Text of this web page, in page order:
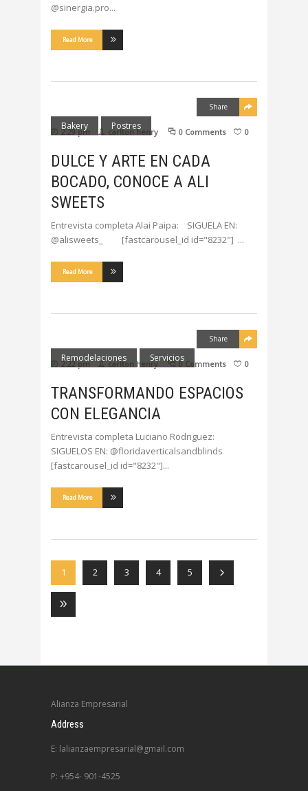
@sinergia.pro
Read More
Bakery Postres
Share
2:29 pm carlton henry 0 Comments 0
DULCE Y ARTE EN CADA
BOCADO, CONOCE A ALI
SWEETS
Entrevista completa Alai Paipa: SIGUELA EN:
@alisweets_ [fastcarousel_id id="8232"]
Read More
Remodelaciones Servicios
Share
2:22 pm carlton henry 0 Comments 0
TRANSFORMANDO ESPACIOS
CON ELEGANCIA
Entrevista completa Luciano Rodriguez:
SIGUELOS EN: @floridaverticalsandblinds
[fastcarousel_id id="8232"]
Read More
1 2 3 4 5
Alianza Empresarial
Address
E: lalianzaempresarial@gmail.com
P: +954- 901-4525